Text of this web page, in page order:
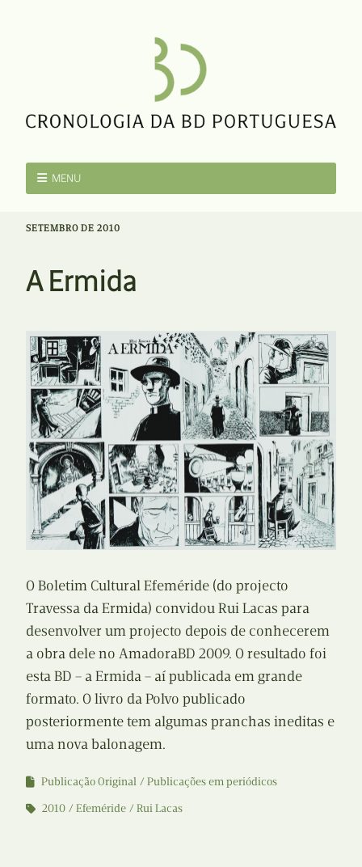
MENU
SETEMBRO DE 2010
A Ermida
O Boletim Cultural Efeméride (do projecto
Travessa da Ermida) convidou Rui Lacas para
desenvolver um projecto depois de conhecerem
a obra dele no AmadoraBD 2009. O resultado foi
esta BD – a Ermida – aí publicada em grande
formato. O livro da Polvo publicado
posteriormente tem algumas pranchas ineditas e
uma nova balonagem.
Publicação Original
Publicações em periódicos
2010
Efeméride Rui Lacas